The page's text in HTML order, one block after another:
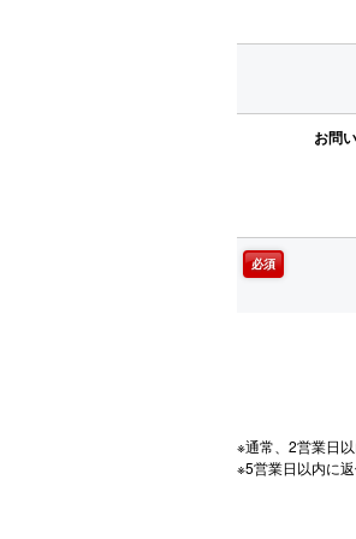
お問
必須
※通常、2営業日
※5営業日以内に